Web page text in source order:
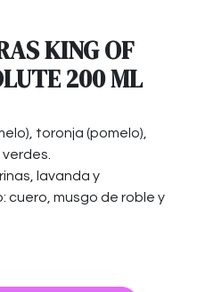
KING OF
200 ML
toronja (pomelo),
lavanda y
cuero, musgo de roble y